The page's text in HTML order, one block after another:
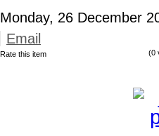
Monday, 26 December
Email
Rate this item (0